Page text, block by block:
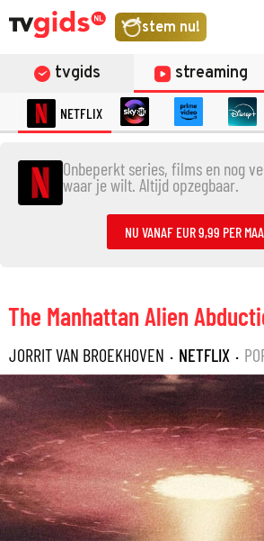
stem nu!
tvgids streaming
NETFLIX
Onbeperkt series, films en nog
waar je wilt. Altijd opzegbaar.
NU VANAF EUR 9,99 PER
The Manhattan Alien
JORRIT VAN BROEKHOVEN · NETFLIX ·